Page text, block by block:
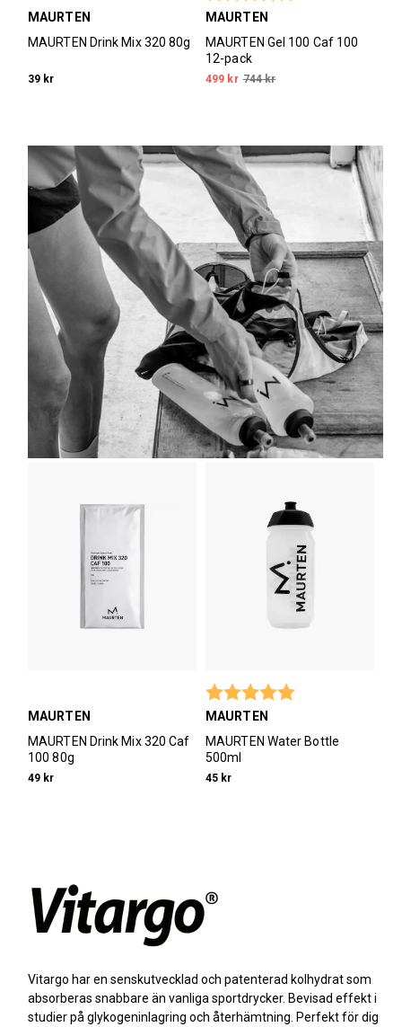
MAURTEN
MAURTEN Drink Mix 320 80g
39 kr
MAURTEN
MAURTEN Gel 100 Caf 100
12-pack
499 kr 744 kr
MAURTEN
MAURTEN Drink Mix 320 Caf
100 80g
49 kr
Betyg:
MAURTEN
MAURTEN Water Bottle
500ml
45 kr
Vitargo har en senskutvecklad och patenterad kolhydrat som
absorberas snabbare än vanliga sportdrycker. Bevisad effekt i
studier på glykogeninlagring och återhämtning. Perfekt för dig